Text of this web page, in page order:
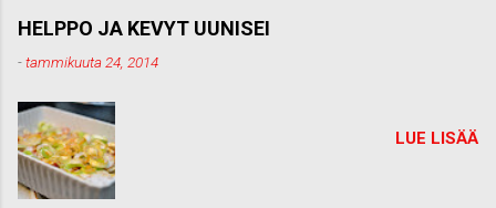
HELPPO JA KEVYT UUNISEI
-tammikuuta 24, 2014
LUE LISÄÄ